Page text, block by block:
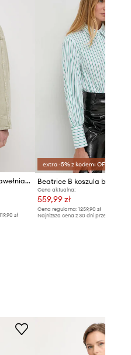
w sklepie
na standardową,
rozmiarową. Na
produktu
oryginalne oznaczenie
Medicine koszula damska bawełniana
119,90 zł
extra -5% z kodem: OFF*
Beatrice B koszula
Cena aktualna:
559,99 zł
Cena regularna: 1259,90 zł
Najniższa cena z 30 dni przed obniżką: